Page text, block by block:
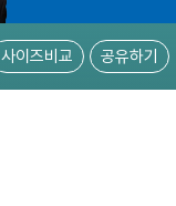
사이즈비교 공유하기